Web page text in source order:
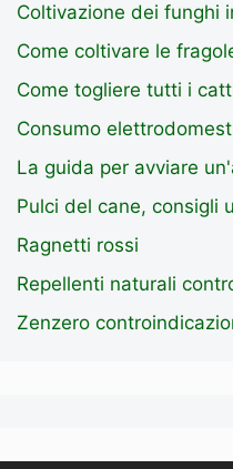
Coltivazione dei funghi
Come coltivare le
Come togliere tutti i
Consumo
La guida per avviare
Pulci del cane, consigli
Ragnetti rossi
Repellenti naturali
Zenzero